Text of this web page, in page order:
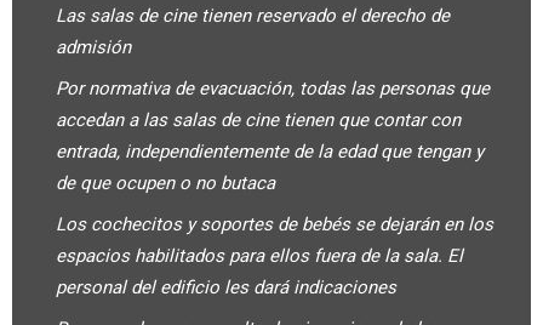
Las salas de cine tienen reservado el derecho de
admisión
Por normativa de evacuación, todas las personas que
accedan a las salas de cine tienen que contar con
entrada, independientemente de la edad que tengan y
de que ocupen o no butaca
Los cochecitos y soportes de bebés se dejarán en los
espacios habilitados para ellos fuera de la sala. El
personal del edificio les dará indicaciones